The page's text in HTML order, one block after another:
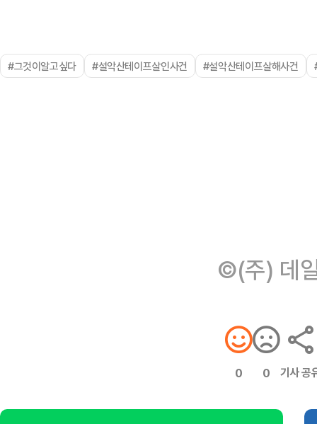
#그것이알고싶다 #설악산테이프살인사건 #설악산테이프살해사건
©(주) 데
0 0 기사 공